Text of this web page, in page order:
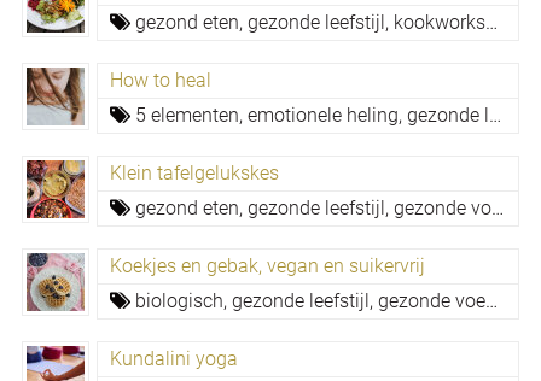
gezond eten, gezonde leefstijl, kookworkshop,
How to heal
5 elementen, emotionele heling, gezonde leefstijl,
Klein tafelgelukskes
gezond eten, gezonde leefstijl, gezonde voeding,
Koekjes en gebak, vegan en suikervrij
biologisch, gezonde leefstijl, gezonde voeding,
Kundalini yoga